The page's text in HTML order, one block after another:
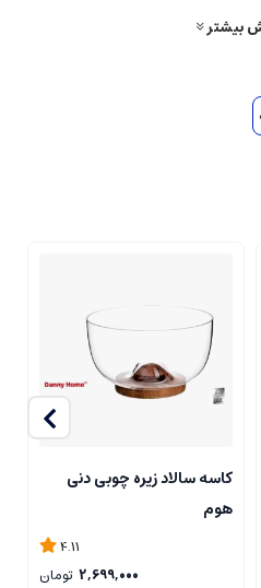
بیشتر
کاسه سالاد زیره چوبی دنی
هوم
4.11
2,699,000 تومان